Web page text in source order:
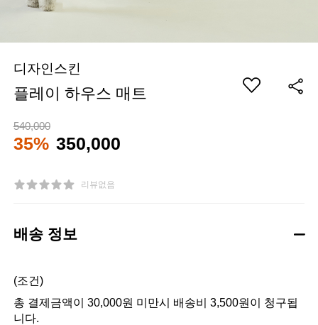
디자인스킨
플레이 하우스 매트
540,000
35% 350,000
리뷰없음
배송 정보
(조건)
총 결제금액이 30,000원 미만시 배송비 3,500원이 청구됩
니다.